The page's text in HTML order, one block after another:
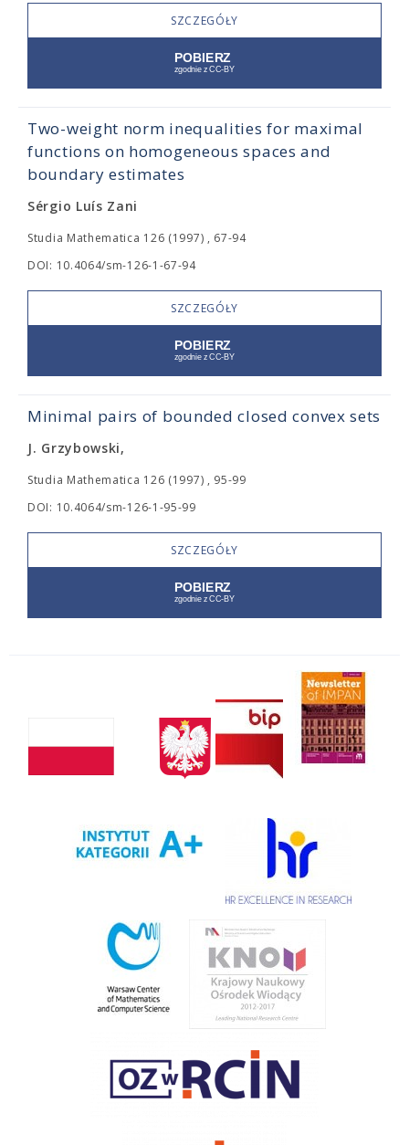
SZCZEGÓŁY
Two-weight norm inequalities for maximal
functions on homogeneous spaces and
boundary estimates
Sérgio Luís Zani
Studia Mathematica 126 (1997) , 67-94
DOI: 10.4064/sm-126-1-67-94
SZCZEGÓŁY
Minimal pairs of bounded closed convex sets
J. Grzybowski,
Studia Mathematica 126 (1997) , 95-99
DOI: 10.4064/sm-126-1-95-99
SZCZEGÓŁY